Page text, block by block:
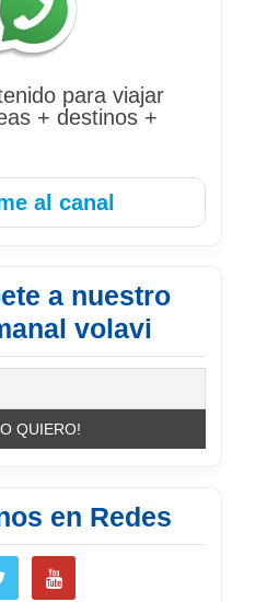
para viajar
+ destinos +
al canal
a nuestro
volavi
en Redes